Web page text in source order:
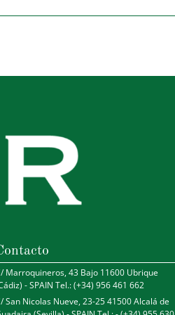
Marroquineros, 43 Bajo 11600 Ubrique
- SPAIN Tel.: (+34) 956 461 662
San Nicolas Nueve, 23-25 41500 Alcalá de